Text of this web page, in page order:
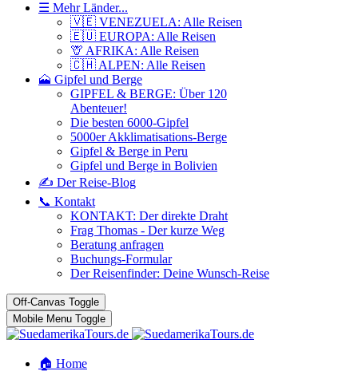
☰ Mehr Länder...
🇻🇪 VENEZUELA: Alle Reisen
🇪🇺 EUROPA: Alle Reisen
🦒 AFRIKA: Alle Reisen
🇨🇭 ALPEN: Alle Reisen
🗻 Gipfel und Berge
GIPFEL & BERGE: Über 120
Abenteuer!
Die besten 6000-Gipfel
5000er Akklimatisations-Berge
Gipfel & Berge in Peru
Gipfel und Berge in Bolivien
✍️ Der Reise-Blog
📞 Kontakt
KONTAKT: Der direkte Draht
Frag Thomas - Der kurze Weg
Beratung anfragen
Buchungs-Formular
Der Reisenfinder: Deine Wunsch-Reise
Off-Canvas Toggle
Mobile Menu Toggle
🏠 Home